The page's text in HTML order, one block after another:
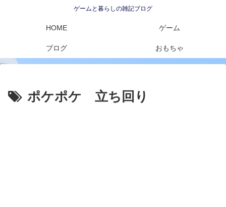
ゲームと暮らしの雑記ブログ
HOME ゲーム
ブログ おもちゃ
ポケポケ 立ち回り